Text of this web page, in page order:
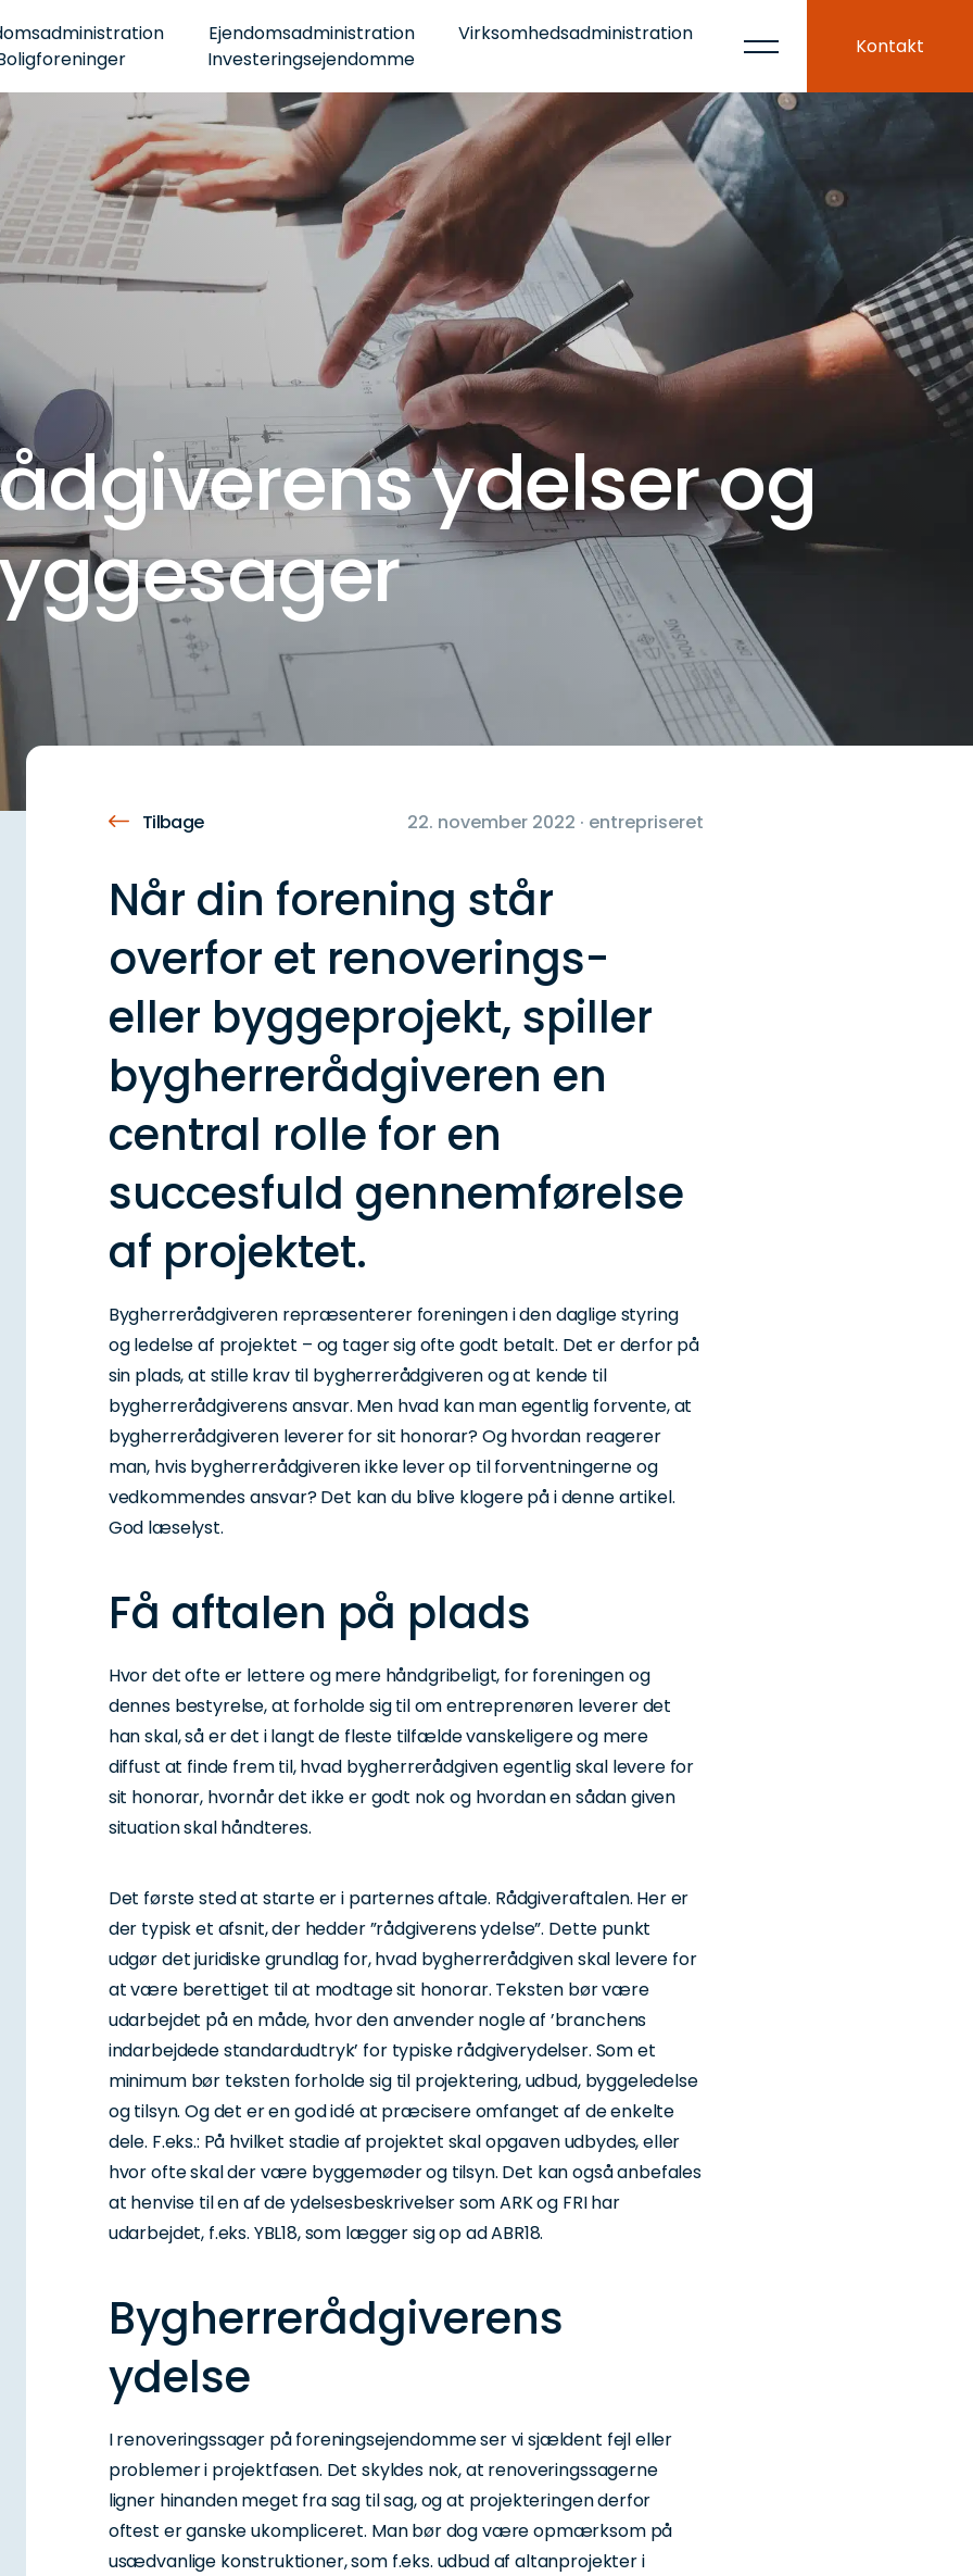
Ejendomsadministration
Investeringsejendomme
Virksomhedsadministration
Kontakt
ydelser og
Tilbage 22. november 2022 · entrepriseret
Når din forening står
overfor et renoverings-
eller byggeprojekt, spiller
bygherrerådgiveren en
central rolle for en
succesfuld gennemførelse
af projektet.
Bygherrerådgiveren repræsenterer foreningen i den daglige styring
og ledelse af projektet – og tager sig ofte godt betalt. Det er derfor på
sin plads, at stille krav til bygherrerådgiveren og at kende til
bygherrerådgiverens ansvar. Men hvad kan man egentlig forvente, at
bygherrerådgiveren leverer for sit honorar? Og hvordan reagerer
man, hvis bygherrerådgiveren ikke lever op til forventningerne og
vedkommendes ansvar? Det kan du blive klogere på i denne artikel.
God læselyst.
Få aftalen på plads
Hvor det ofte er lettere og mere håndgribeligt, for foreningen og
dennes bestyrelse, at forholde sig til om entreprenøren leverer det
han skal, så er det i langt de fleste tilfælde vanskeligere og mere
diffust at finde frem til, hvad bygherrerådgiven egentlig skal levere for
sit honorar, hvornår det ikke er godt nok og hvordan en sådan given
situation skal håndteres.
Det første sted at starte er i parternes aftale. Rådgiveraftalen. Her er
der typisk et afsnit, der hedder ”rådgiverens ydelse”. Dette punkt
udgør det juridiske grundlag for, hvad bygherrerådgiven skal levere for
at være berettiget til at modtage sit honorar. Teksten bør være
udarbejdet på en måde, hvor den anvender nogle af ’branchens
indarbejdede standardudtryk’ for typiske rådgiverydelser. Som et
minimum bør teksten forholde sig til projektering, udbud, byggeledelse
og tilsyn. Og det er en god idé at præcisere omfanget af de enkelte
dele. F.eks.: På hvilket stadie af projektet skal opgaven udbydes, eller
hvor ofte skal der være byggemøder og tilsyn. Det kan også anbefales
at henvise til en af de ydelsesbeskrivelser som ARK og FRI har
udarbejdet, f.eks. YBL18, som lægger sig op ad ABR18.
Bygherrerådgiverens
ydelse
I renoveringssager på foreningsejendomme ser vi sjældent fejl eller
problemer i projektfasen. Det skyldes nok, at renoveringssagerne
ligner hinanden meget fra sag til sag, og at projekteringen derfor
oftest er ganske ukompliceret. Man bør dog være opmærksom på
usædvanlige konstruktioner, som f.eks. udbud af altanprojekter i